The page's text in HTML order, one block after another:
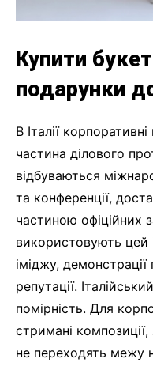
Купити
подарунки до
В Італії
частина ділового
відбуваються
та конференції,
частиною офіційних
використовують цей
іміджу,
репутації.
помірність. Для
стримані
не переходять межу